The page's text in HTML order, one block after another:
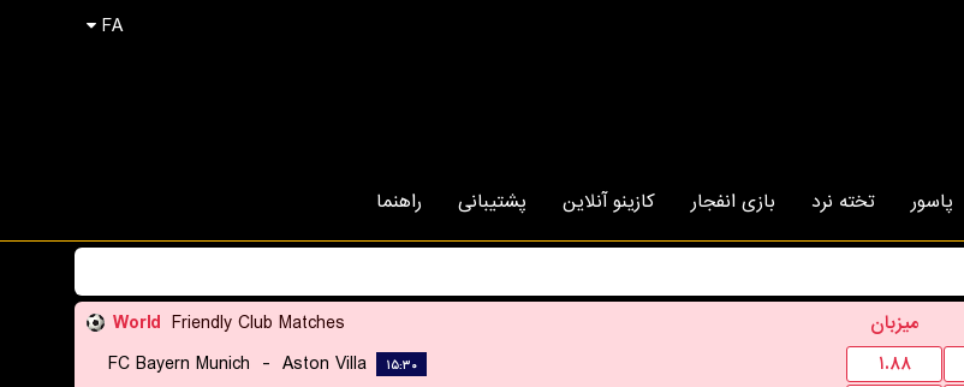
FA
پاسور تخته نرد بازی انفجار کازینو آنلاین پشتیبانی راهنما
World Friendly Club Matches میزبان
FC Bayern Munich - Aston Villa ۱۵:۳۰ ۱.۸۸